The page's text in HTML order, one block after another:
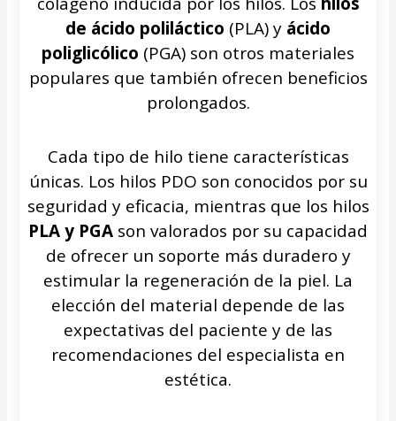
de ácido poliláctico (PLA) y ácido
poliglicólico (PGA) son otros materiales
populares que también ofrecen beneficios
prolongados.
Cada tipo de hilo tiene características
únicas. Los hilos PDO son conocidos por su
seguridad y eficacia, mientras que los hilos
PLA y PGA son valorados por su capacidad
de ofrecer un soporte más duradero y
estimular la regeneración de la piel. La
elección del material depende de las
expectativas del paciente y de las
recomendaciones del especialista en
estética.